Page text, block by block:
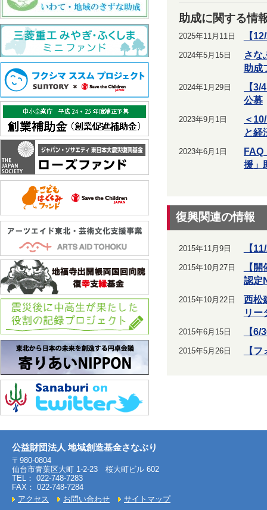
助成に関する情
2025年11月11日 【
2024年5月15日
さな
助成
2024年1月29日
【
公募
2023年9月1日
＜
と経
2023年6月1日
FAQ
援」
復興関連の情報
2015年11月9日 【
2015年10月27日
【
認定
2015年10月22日
西松
リ
2015年6月15日 【
2015年5月26日 【
公益財団法人 地域創造基金さなぶり
〒980-0804
仙台市青葉区大町 1-2-23 桜大町ビル 602
TEL： 022-748-7283
FAX： 022-748-7284
アクセス
お問い合わせ サイトマップ